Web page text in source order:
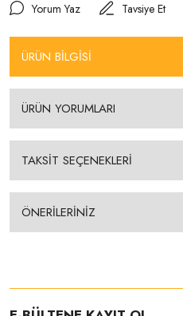
Yorum Yaz Tavsiye Et
ÜRÜN BİLGİSİ
ÜRÜN YORUMLARI
TAKSİT SEÇENEKLERİ
ÖNERİLERİNİZ